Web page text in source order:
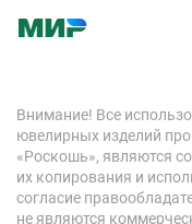
Внимание! Все
ювелирных изделий
«Роскошь», являются
их копирования и
согласие
не являются